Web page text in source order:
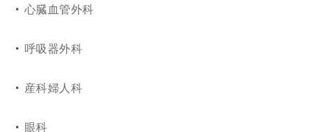
心臓血管外科
呼吸器外科
産科婦人科
眼科